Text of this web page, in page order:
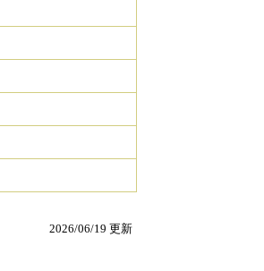
2026/06/19 更新